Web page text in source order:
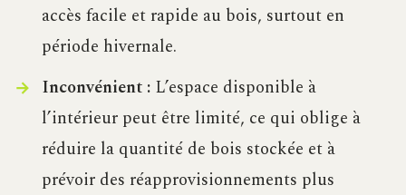
accès facile et rapide au bois, surtout en
période hivernale.
Inconvénient :L’espace disponible à
l’intérieur peut être limité, ce qui oblige à
réduire la quantité de bois stockée et à
prévoir des réapprovisionnements plus